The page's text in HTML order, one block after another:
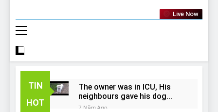
Live Now
TIN
HOT
The owner was in ICU, His
neighbours gave his dog
away!
7 Năm Ago